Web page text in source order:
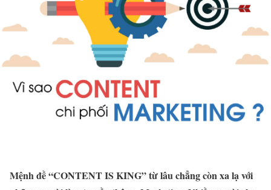
Mệnh đề “CONTENT IS KING” từ lâu chẳng còn xa lạ với